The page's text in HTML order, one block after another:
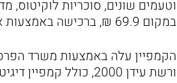
במקום 69.9 ₪, ברכישה באמצעות אפליקציית עידן 2000.
הקמפיין עלה באמצעות משרד
ורשת עידן 2000, כולל קמפיין דיגיטל רחב, פרסום בנקודות המכירה ופרסום בטלוויזיה.